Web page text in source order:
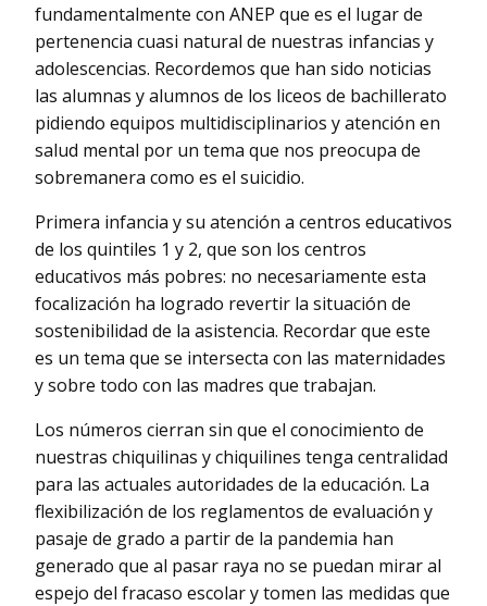
fundamentalmente con ANEP que es el lugar de
pertenencia cuasi natural de nuestras infancias y
adolescencias. Recordemos que han sido noticias
las alumnas y alumnos de los liceos de bachillerato
pidiendo equipos multidisciplinarios y atención en
salud mental por un tema que nos preocupa de
sobremanera como es el suicidio.
Primera infancia y su atención a centros educativos
de los quintiles 1 y 2, que son los centros
educativos más pobres: no necesariamente esta
focalización ha logrado revertir la situación de
sostenibilidad de la asistencia. Recordar que este
es un tema que se intersecta con las maternidades
y sobre todo con las madres que trabajan.
Los números cierran sin que el conocimiento de
nuestras chiquilinas y chiquilines tenga centralidad
para las actuales autoridades de la educación. La
flexibilización de los reglamentos de evaluación y
pasaje de grado a partir de la pandemia han
generado que al pasar raya no se puedan mirar al
espejo del fracaso escolar y tomen las medidas que